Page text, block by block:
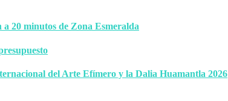
20 minutos de Zona Esmeralda
del Arte Efímero y la Dalia Huamantla 2026